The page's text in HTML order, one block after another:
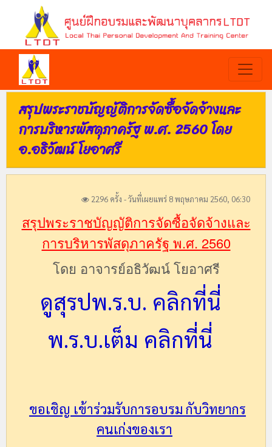
สรุปพระราชบัญญัติการจัดซื้อจัดจ้างและ
การบริหารพัสดุภาครัฐ พ.ศ. 2560 โดย
อ.อธิวัฒน์ โยอาศรี
2296 ครั้ง - วันที่เผยแพร่ 8 พฤษภาคม 2560, 06:30
สรุปพระราชบัญญัติการจัดซื้อจัดจ้างและ
การบริหารพัสดุภาครัฐ พ.ศ. 2560
โดย อาจารย์อธิวัฒน์ โยอาศรี
ดูสุรปพ.ร.บ. คลิกที่นี่
พ.ร.บ.เต็ม คลิกที่นี่
ขอเชิญ เข้าร่วมรับการอบรม กับวิทยากร
คนเก่งของเรา